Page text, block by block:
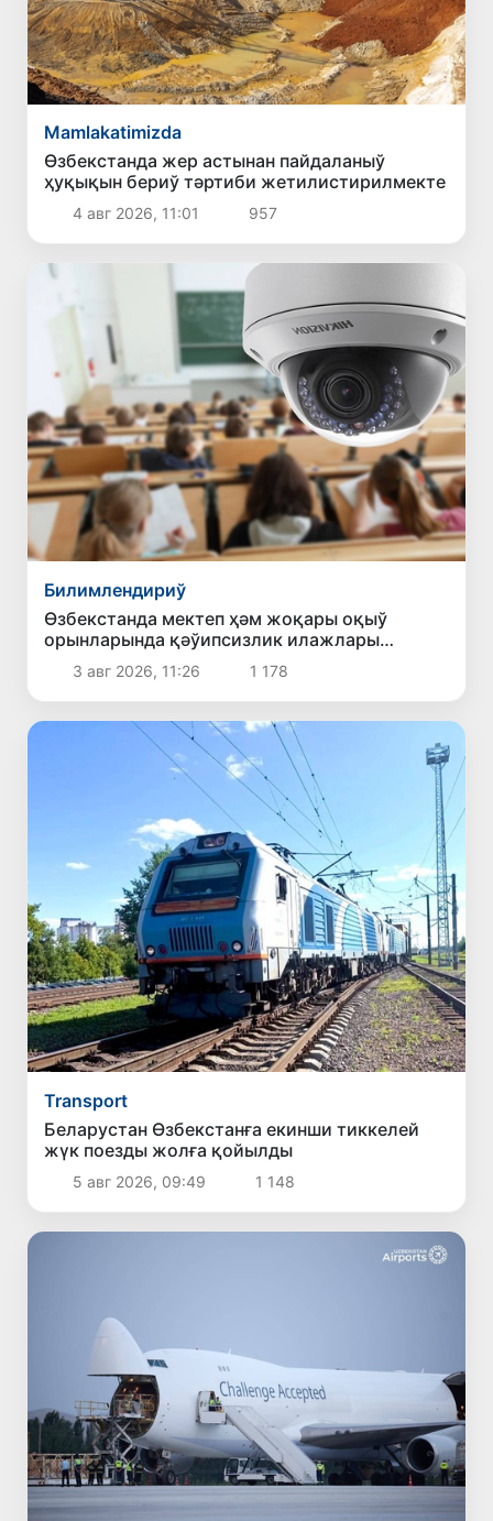
Mamlakatimizda
Өзбекстанда жер астынан пайдаланыў
ҳуқықын бериў тәртиби жетилистирилмекте
4 авг 2026, 11:01 957
Билимлендириў
Өзбекстанда мектеп ҳәм жоқары оқыў
орынларында қәўипсизлик илажлары
күшейтиледи
3 авг 2026, 11:26 1 178
Transport
Беларустан Өзбекстанға екинши тиккелей
жүк поезды жолға қойылды
5 авг 2026, 09:49 1 148